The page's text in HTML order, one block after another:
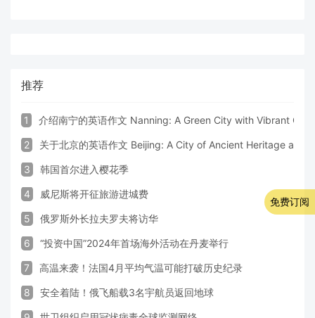
推荐
1 介绍南宁的英语作文 Nanning: A Green City with Vibrant
2 关于北京的英语作文 Beijing: A City of Ancient Heritage and
3 韩国首尔进入樱花季
4 威尼斯将开征旅游进城费
5 俄罗斯外长拉夫罗夫将访华
6 “投资中国”2024年首场海外活动在丹麦举行
7 高温来袭！法国4月平均气温可能打破历史纪录
8 安全着陆！俄飞船载3名宇航员返回地球
免费订阅